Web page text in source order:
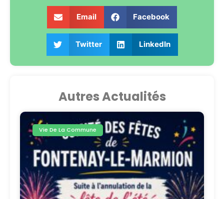
Email Facebook
Twitter LinkedIn
Autres Actualités
Vie De La Commune